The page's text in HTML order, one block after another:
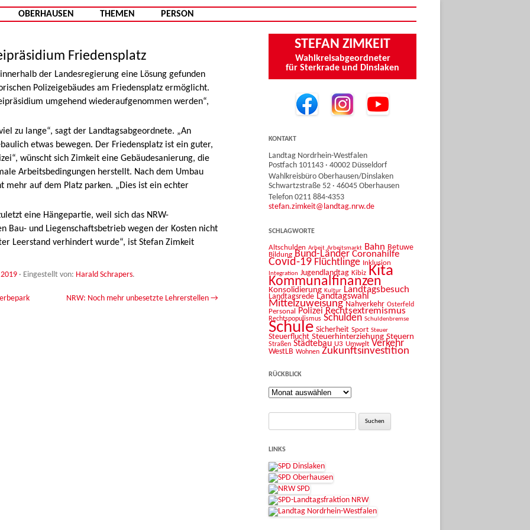
Zum Inhalt springen
OBERHAUSEN THEMEN PERSON
Friedensplatz
der Landesregierung eine Lösung gefunden
Polizeigebäudes am Friedensplatz ermöglicht.
umgehend wiederaufgenommen werden“,
zu lange“, sagt der Landtagsabgeordnete. „An
etwas bewegen. Der Friedensplatz ist ein guter,
wünscht sich Zimkeit eine Gebäudesanierung, die
Arbeitsbedingungen herstellt. Nach dem Umbau
mehr auf dem Platz parken. „Dies ist ein echter
eine Hängepartie, weil sich das NRW-
Bau- und Liegenschaftsbetrieb wegen der Kosten nicht
Leerstand verhindert wurde“, ist Stefan Zimkeit
· Eingestellt von: Harald Schrapers.
NRW: Noch mehr unbesetzte Lehrerstellen →
STEFAN ZIMKEIT
Wahlkreisabgeordneter
für Sterkrade und Dinslaken
KONTAKT
Landtag Nordrhein-Westfalen
Postfach 101143 · 40002 Düsseldorf
Wahlkreisbüro Oberhausen/Dinslaken
Schwartzstraße 52 · 46045 Oberhausen
Telefon 0211 884-4353
stefan.zimkeit@landtag.nrw.de
SCHLAGWORTE
Altschulden Arbeit Arbeitsmarkt Bahn Betuwe
Bildung Bund-Länder Coronahilfe
Covid-19 Flüchtlinge Inklusion
Integration Jugendlandtag Kibiz Kita
Kommunalfinanzen
Konsolidierung Kultur Landtagsbesuch
Landtagsrede Landtagswahl
Mittelzuweisung Nahverkehr Osterfeld
Personal Polizei Rechtsextremismus
Rechtspopulismus Schulden Schuldenbremse
Schule Sicherheit Sport Steuer
Steuerflucht Steuerhinterziehung Steuern
Straßen Städtebau U3 Umwelt Verkehr
WestLB Wohnen Zukunftsinvestition
RÜCKBLICK
Rückblick
Suche
LINKS